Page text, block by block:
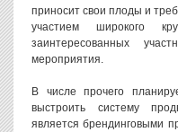
приносит свои плоды и
участием широкого
заинтересованных
мероприятия.
В числе прочего
выстроить систему
является брендинговыми